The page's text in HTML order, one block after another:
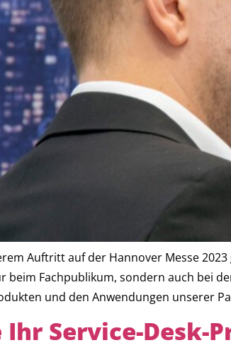
Auftritt auf der Hannover Messe
beim Fachpublikum, sondern auch bei
und den Anwendungen unserer
Ihr Service-Desk-